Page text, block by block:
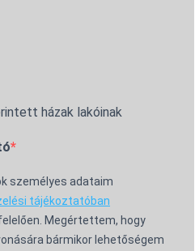
házak lakóinak
személyes adataim
tájékoztatóban
Megértettem, hogy
bármikor lehetőségem